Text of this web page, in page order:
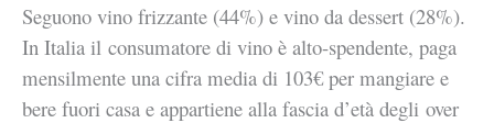
Seguono vino frizzante (44%) e vino da dessert (28%).
In Italia il consumatore di vino è alto-spendente, paga
mensilmente una cifra media di 103€ per mangiare e
bere fuori casa e appartiene alla fascia d’età degli over